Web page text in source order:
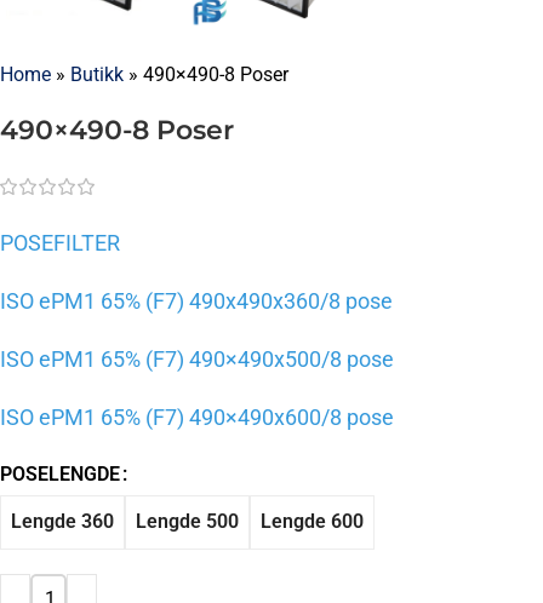
Home » Butikk » 490×490-8 Poser
490×490-8 Poser
POSEFILTER
ISO ePM1 65% (F7) 490x490x360/8 pose
ISO ePM1 65% (F7) 490×490x500/8 pose
ISO ePM1 65% (F7) 490×490x600/8 pose
POSELENGDE
Lengde 360 Lengde 500 Lengde 600